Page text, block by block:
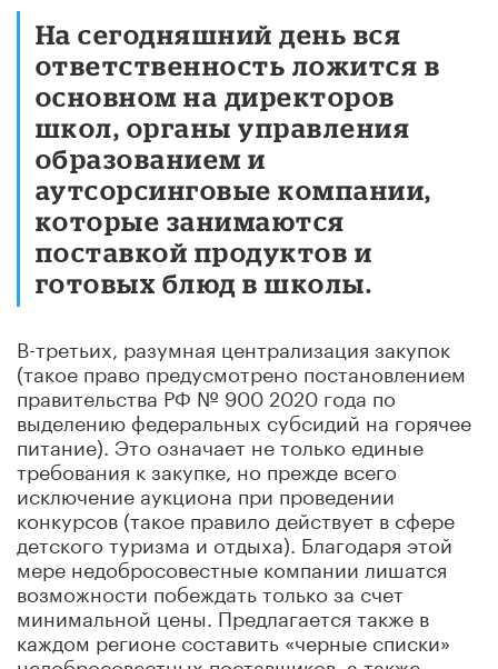
На сегодняшний день вся
ответственность ложится в
основном на директоров
школ, органы управления
образованием и
аутсорсинговые компании,
которые занимаются
поставкой продуктов и
готовых блюд в школы.
В-третьих, разумная централизация закупок
(такое право предусмотрено постановлением
правительства РФ № 900 2020 года по
выделению федеральных субсидий на горячее
питание). Это означает не только единые
требования к закупке, но прежде всего
исключение аукциона при проведении
конкурсов (такое правило действует в сфере
детского туризма и отдыха). Благодаря этой
мере недобросовестные компании лишатся
возможности побеждать только за счет
минимальной цены. Предлагается также в
каждом регионе составить «черные списки»